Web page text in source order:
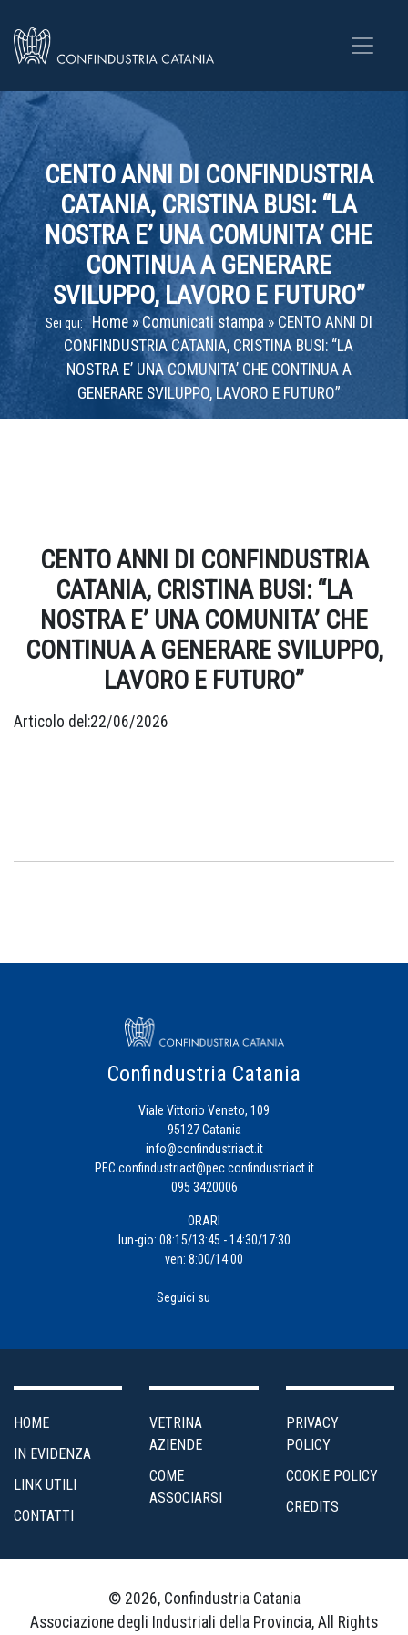
CENTO ANNI DI CONFINDUSTRIA
CATANIA, CRISTINA BUSI: “LA
NOSTRA E’ UNA COMUNITA’ CHE
CONTINUA A GENERARE
SVILUPPO, LAVORO E FUTURO”
Sei qui: Home»Comunicati stampa» CENTO ANNI DI
CONFINDUSTRIA CATANIA, CRISTINA BUSI: “LA
NOSTRA E’ UNA COMUNITA’ CHE CONTINUA A
GENERARE SVILUPPO, LAVORO E FUTURO”
CENTO ANNI DI CONFINDUSTRIA
CATANIA, CRISTINA BUSI: “LA
NOSTRA E’ UNA COMUNITA’ CHE
CONTINUA A GENERARE SVILUPPO,
LAVORO E FUTURO”
Articolo del:22/06/2026
Confindustria Catania
Viale Vittorio Veneto, 109
95127 Catania
info@confindustriact.it
PEC confindustriact@pec.confindustriact.it
095 3420006
ORARI
lun-gio: 08:15/13:45 - 14:30/17:30
ven: 8:00/14:00
Seguici su
HOME
IN EVIDENZA
LINK UTILI
CONTATTI
VETRINA
AZIENDE
COME
ASSOCIARSI
PRIVACY
POLICY
COOKIE POLICY
CREDITS
© 2026, Confindustria Catania
Associazione degli Industriali della Provincia, All Rights